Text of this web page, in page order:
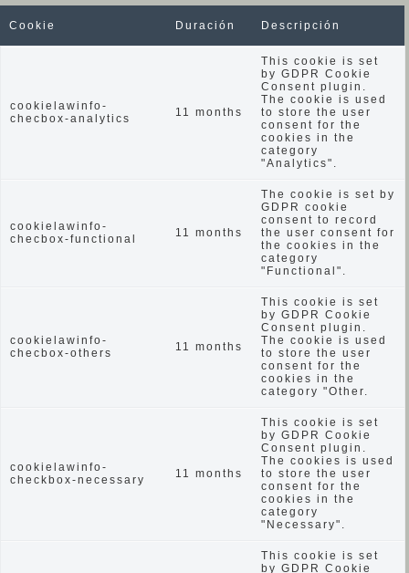
Cookie Duración Descripción
cookielawinfo-
checbox-analytics
11 months
This cookie is set
by GDPR Cookie
Consent plugin.
The cookie is used
to store the user
consent for the
cookies in the
category
"Analytics".
cookielawinfo-
checbox-functional
11 months
The cookie is set by
GDPR cookie
consent to record
the user consent for
the cookies in the
category
"Functional".
cookielawinfo-
checbox-others
11 months
This cookie is set
by GDPR Cookie
Consent plugin.
The cookie is used
to store the user
consent for the
cookies in the
category "Other.
cookielawinfo-
checkbox-necessary
11 months
This cookie is set
by GDPR Cookie
Consent plugin.
The cookies is used
to store the user
consent for the
cookies in the
category
"Necessary".
This cookie is set
by GDPR Cookie